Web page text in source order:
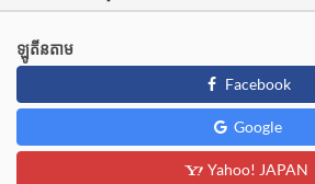
ឡូតីនតាម
Facebook
Google
Yahoo! JAPAN